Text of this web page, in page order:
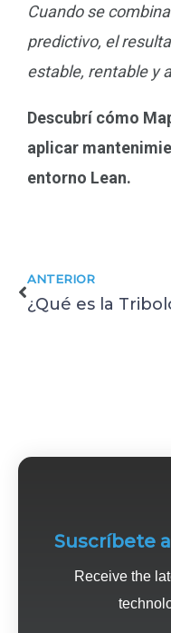
Cuando se
predictivo, el
estable, rentable y
Descubrí cómo
aplicar
entorno Lean.
ANTERIOR
Suscríbete
Receive the